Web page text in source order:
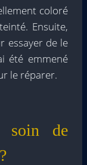
coloré
Ensuite,
essayer de le
été emmené
le réparer.
soin de